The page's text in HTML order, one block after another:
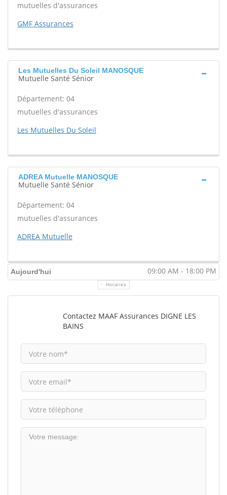
mutuelles d'assurances
GMF Assurances
Les Mutuelles Du Soleil MANOSQUE
Mutuelle Santé Sénior
Département: 04
mutuelles d'assurances
Les Mutuelles Du Soleil
ADREA Mutuelle MANOSQUE
Mutuelle Santé Sénior
Département: 04
mutuelles d'assurances
ADREA Mutuelle
Aujourd'hui 09:00 AM - 18:00 PM
Horaires
Contactez MAAF Assurances DIGNE LES
BAINS